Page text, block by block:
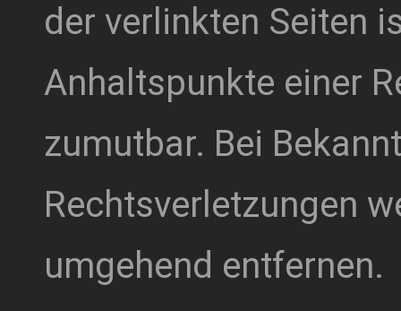
der verlinkten Seiten
Anhaltspunkte einer
zumutbar. Bei
Rechtsverletzungen
umgehend entfernen.